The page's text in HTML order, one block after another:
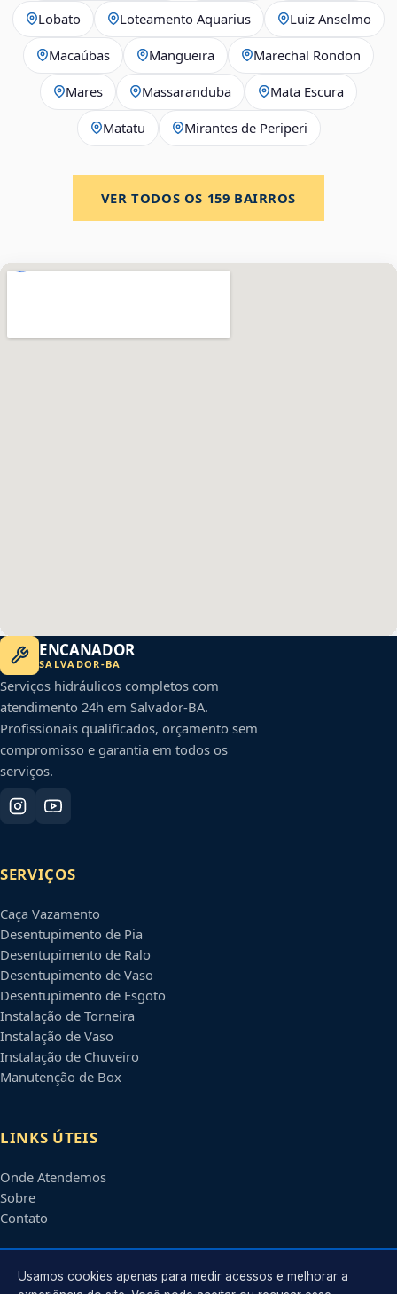
Lobato Loteamento Aquarius Luiz Anselmo
Macaúbas Mangueira Marechal Rondon
Mares Massaranduba Mata Escura
Matatu Mirantes de Periperi
VER TODOS OS 159 BAIRROS
ENCANADOR
SALVADOR-BA
Serviços hidráulicos completos com
atendimento 24h em Salvador-BA.
Profissionais qualificados, orçamento sem
compromisso e garantia em todos os
serviços.
SERVIÇOS
Caça Vazamento
Desentupimento de Pia
Desentupimento de Ralo
Desentupimento de Vaso
Desentupimento de Esgoto
Instalação de Torneira
Instalação de Vaso
Instalação de Chuveiro
Manutenção de Box
LINKS ÚTEIS
Onde Atendemos
Sobre
Contato
CONTATO
Usamos cookies apenas para medir acessos e melhorar a